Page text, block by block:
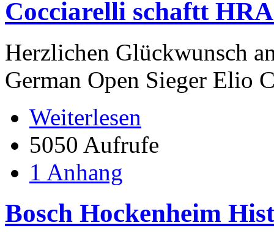
Cocciarelli schaftt
Herzlichen Glückwunsch
German Open Sieger Elio
Weiterlesen
5050 Aufrufe
1 Anhang
Bosch Hockenheim